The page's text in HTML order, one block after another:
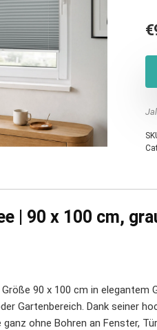
€
| 90 x 100 cm,
Größe 90 x 100 cm in
Gartenbereich. Dank seiner
ohne Bohren an Fenster,